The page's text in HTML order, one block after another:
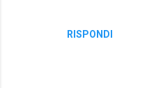
RISPONDI